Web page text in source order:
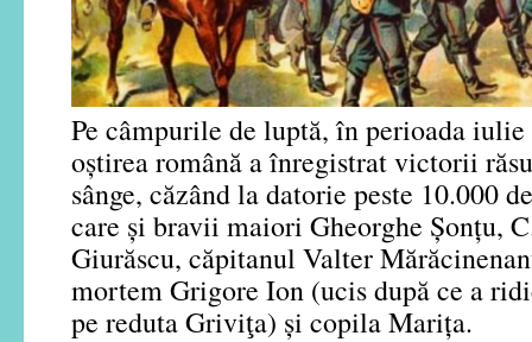
Pe câmpurile de luptă, în perioada
oștirea română a înregistrat victorii
sânge, căzând la datorie peste 10.000
care și bravii maiori Gheorghe Șonțu,
Giurăscu, căpitanul Valter
mortem Grigore Ion (ucis după ce a
pe reduta Griviţa) și copila Marița.